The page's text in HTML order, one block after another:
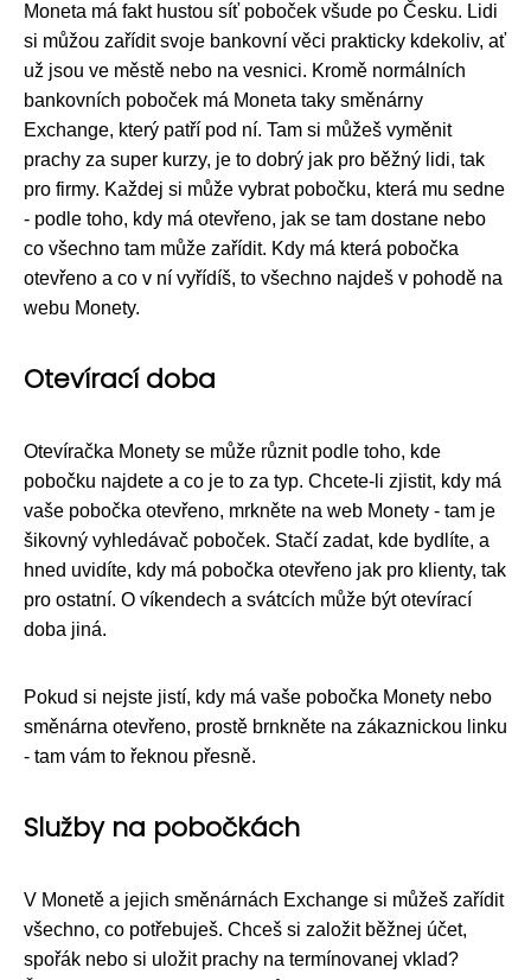
Moneta má fakt hustou síť poboček všude po Česku. Lidi
si můžou zařídit svoje bankovní věci prakticky kdekoliv, ať
už jsou ve městě nebo na vesnici. Kromě normálních
bankovních poboček má Moneta taky směnárny
Exchange, který patří pod ní. Tam si můžeš vyměnit
prachy za super kurzy, je to dobrý jak pro běžný lidi, tak
pro firmy. Každej si může vybrat pobočku, která mu sedne
- podle toho, kdy má otevřeno, jak se tam dostane nebo
co všechno tam může zařídit. Kdy má která pobočka
otevřeno a co v ní vyřídíš, to všechno najdeš v pohodě na
webu Monety.
Otevírací doba
Otevíračka Monety se může různit podle toho, kde
pobočku najdete a co je to za typ. Chcete-li zjistit, kdy má
vaše pobočka otevřeno, mrkněte na web Monety - tam je
šikovný vyhledávač poboček. Stačí zadat, kde bydlíte, a
hned uvidíte, kdy má pobočka otevřeno jak pro klienty, tak
pro ostatní. O víkendech a svátcích může být otevírací
doba jiná.
Pokud si nejste jistí, kdy má vaše pobočka Monety nebo
směnárna otevřeno, prostě brnkněte na zákaznickou linku
- tam vám to řeknou přesně.
Služby na pobočkách
V Monetě a jejich směnárnách Exchange si můžeš zařídit
všechno, co potřebuješ. Chceš si založit běžnej účet,
spořák nebo si uložit prachy na termínovanej vklad?